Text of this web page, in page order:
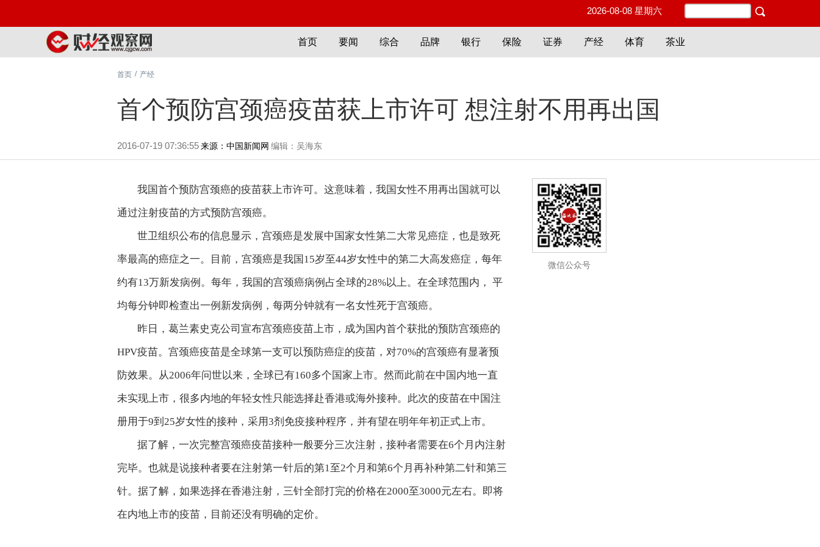
2026-08-08 星期六
首页 要闻 综合 品牌 银行 保险 证券 产经 体育 茶业
首页 / 产经
首个预防宫颈癌疫苗获上市许可 想注射不用再出国
2016-07-19 07:36:55来源：中国新闻网 编辑：吴海东
我国首个预防宫颈癌的疫苗获上市许可。这意味着，我国女性不用再出国就可以
通过注射疫苗的方式预防宫颈癌。
世卫组织公布的信息显示，宫颈癌是发展中国家女性第二大常见癌症，也是致死
率最高的癌症之一。目前，宫颈癌是我国15岁至44岁女性中的第二大高发癌症，每年
约有13万新发病例。每年，我国的宫颈癌病例占全球的28%以上。在全球范围内， 平
均每分钟即检查出一例新发病例，每两分钟就有一名女性死于宫颈癌。
昨日，葛兰素史克公司宣布宫颈癌疫苗上市，成为国内首个获批的预防宫颈癌的
HPV疫苗。宫颈癌疫苗是全球第一支可以预防癌症的疫苗，对70%的宫颈癌有显著预
防效果。从2006年问世以来，全球已有160多个国家上市。然而此前在中国内地一直
未实现上市，很多内地的年轻女性只能选择赴香港或海外接种。此次的疫苗在中国注
册用于9到25岁女性的接种，采用3剂免疫接种程序，并有望在明年年初正式上市。
据了解，一次完整宫颈癌疫苗接种一般要分三次注射，接种者需要在6个月内注射
完毕。也就是说接种者要在注射第一针后的第1至2个月和第6个月再补种第二针和第三
针。据了解，如果选择在香港注射，三针全部打完的价格在2000至3000元左右。即将
在内地上市的疫苗，目前还没有明确的定价。
微信公众号